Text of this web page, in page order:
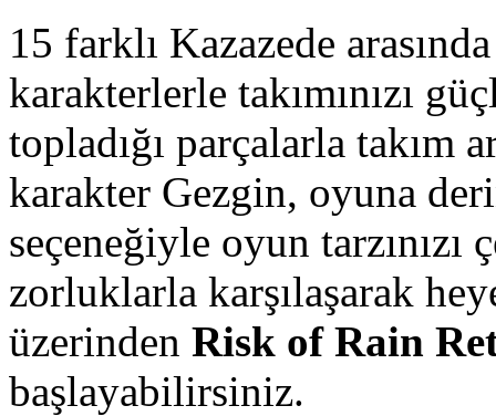
15 farklı Kazazede
karakterlerle takımınızı
topladığı parçalarla takım
karakter Gezgin, oyuna
seçeneğiyle oyun
zorluklarla karşılaşarak
üzerinden Risk of Rain
başlayabilirsiniz.